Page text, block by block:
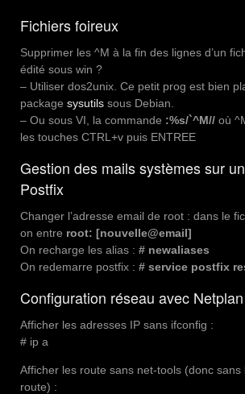
Fichiers foireux
Supprimer les ^M à la fin des lignes d’un
édité sous win ?
– Utiliser dos2unix. Ce petit prog est bien
package sysutils sous Debian.
– Ou sous VI, la commande :%s/`^M// où
les touches CTRL+v puis ENTREE
Gestion des mails systèmes sur
Postfix
Changer l’adresse email de root : dans le
on entre root: [nouvelle@email]
On recharge les alias : # newaliases
On redemarre postfix : # service postfix
Configuration réseau avec
Afficher les adresses IP sans ifconfig :
# ip a
Afficher les route sans net-tools (donc sans
route) :